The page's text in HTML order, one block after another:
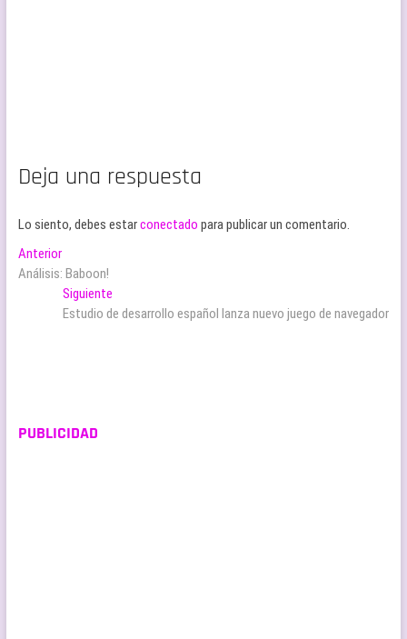
Deja una respuesta
Lo siento, debes estarconectado para publicar un comentario.
Navegación
de
entradas
AnteriorEntrada
anterior:
Análisis: Baboon!
Siguiente
siguiente:
Estudio de desarrollo español lanza nuevo juego de navegador
PUBLICIDAD